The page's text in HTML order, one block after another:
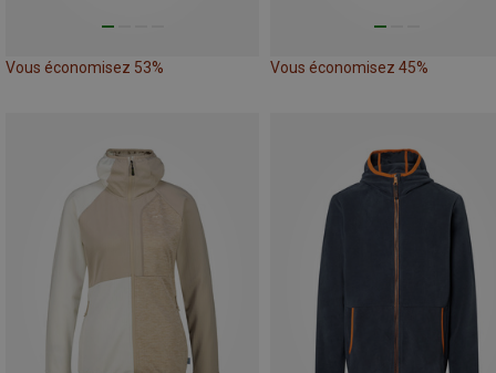
Vous économisez 53% Vous économisez 45%